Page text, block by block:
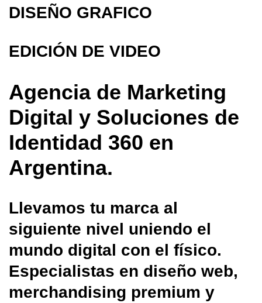
DISEÑO GRAFICO
EDICIÓN DE VIDEO
Agencia de Marketing
Digital y Soluciones de
Identidad 360 en
Argentina.
Llevamos tu marca al
siguiente nivel uniendo el
mundo digital con el físico.
Especialistas en diseño web,
merchandising premium y